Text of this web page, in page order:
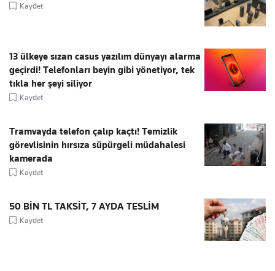
Kaydet
13 ülkeye sızan casus yazılım dünyayı alarma
geçirdi! Telefonları beyin gibi yönetiyor, tek
tıkla her şeyi siliyor
Kaydet
Tramvayda telefon çalıp kaçtı! Temizlik
görevlisinin hırsıza süpürgeli müdahalesi
kamerada
Kaydet
50 BİN TL TAKSİT, 7 AYDA TESLİM
Kaydet